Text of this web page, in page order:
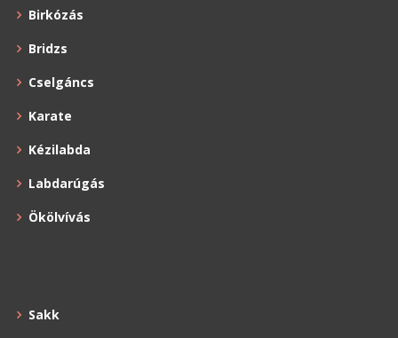
Birkózás
Bridzs
Cselgáncs
Karate
Kézilabda
Labdarúgás
Ökölvívás
Sakk